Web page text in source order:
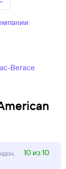
Вегасе
10 из 10